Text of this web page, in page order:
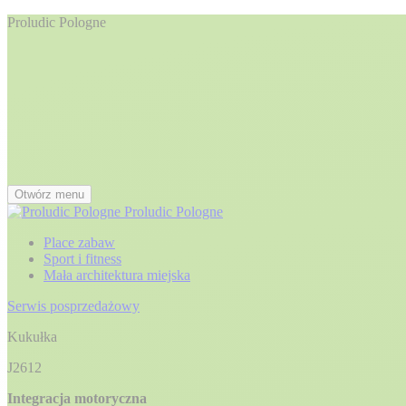
Proludic Pologne
Otwórz menu
Proludic Pologne
Place zabaw
Sport i fitness
Mała architektura miejska
Serwis posprzedażowy
Kukułka
J2612
Integracja motoryczna